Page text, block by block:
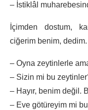
– İstiklâl
İçimden dostum,
ciğerim benim, dedim.
– Oyna zeytinlerle
– Sizin mi bu
– Hayır, benim değil.
– Eve götüreyim mi